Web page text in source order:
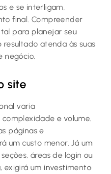
e se interligam,
final. Compreender
para planejar seu
atenda às suas
negócio.
site
varia
e volume.
páginas e
um custo menor. Já um
áreas de login ou
exigirá um investimento